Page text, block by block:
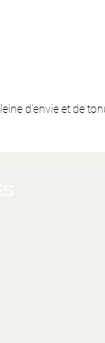
d’envie et de